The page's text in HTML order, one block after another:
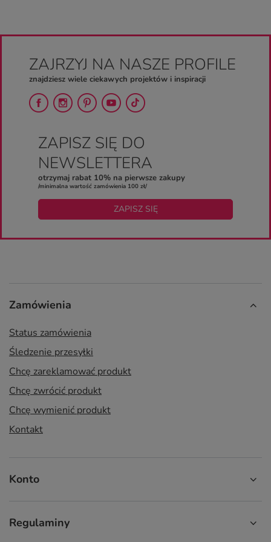
ZAJRZYJ NA NASZE PROFILE
znajdziesz wiele ciekawych projektów i inspiracji
ZAPISZ SIĘ DO
NEWSLETTERA
otrzymaj rabat 10% na pierwsze zakupy
/minimalna wartość zamówienia 100 zł/
ZAPISZ SIĘ
Zamówienia
Status zamówienia
Śledzenie przesyłki
Chcę zareklamować produkt
Chcę zwrócić produkt
Chcę wymienić produkt
Kontakt
Konto
Regulaminy